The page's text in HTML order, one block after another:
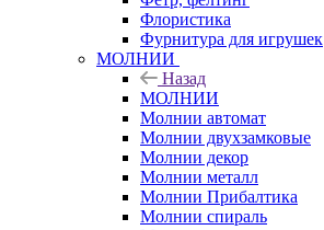
Флористика
Фурнитура для игрушек
МОЛНИИ
Назад
МОЛНИИ
Молнии автомат
Молнии двухзамковые
Молнии декор
Молнии металл
Молнии Прибалтика
Молнии спираль